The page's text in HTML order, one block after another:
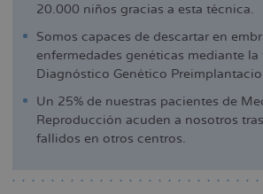
20.000 niños gracias a esta técnica.
Somos capaces de descartar en
enfermedades genéticas mediante la
Diagnóstico Genético
Un 25% de nuestras pacientes de
Reproducción acuden a nosotros
fallidos en otros centros.